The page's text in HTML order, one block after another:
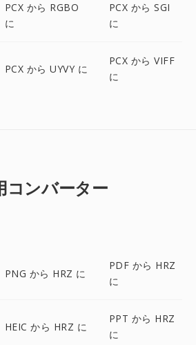
PCX から RGBO
に
PCX から SGI
に
PCX から UYVY に
PCX から VIFF
に
コンバーター
PNG から HRZ に
PDF から HRZ
に
HEIC から HRZ に
PPT から HRZ
に